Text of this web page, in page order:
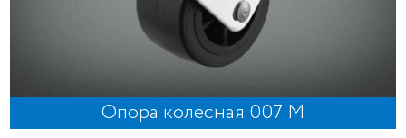
Опора колесная 007 М